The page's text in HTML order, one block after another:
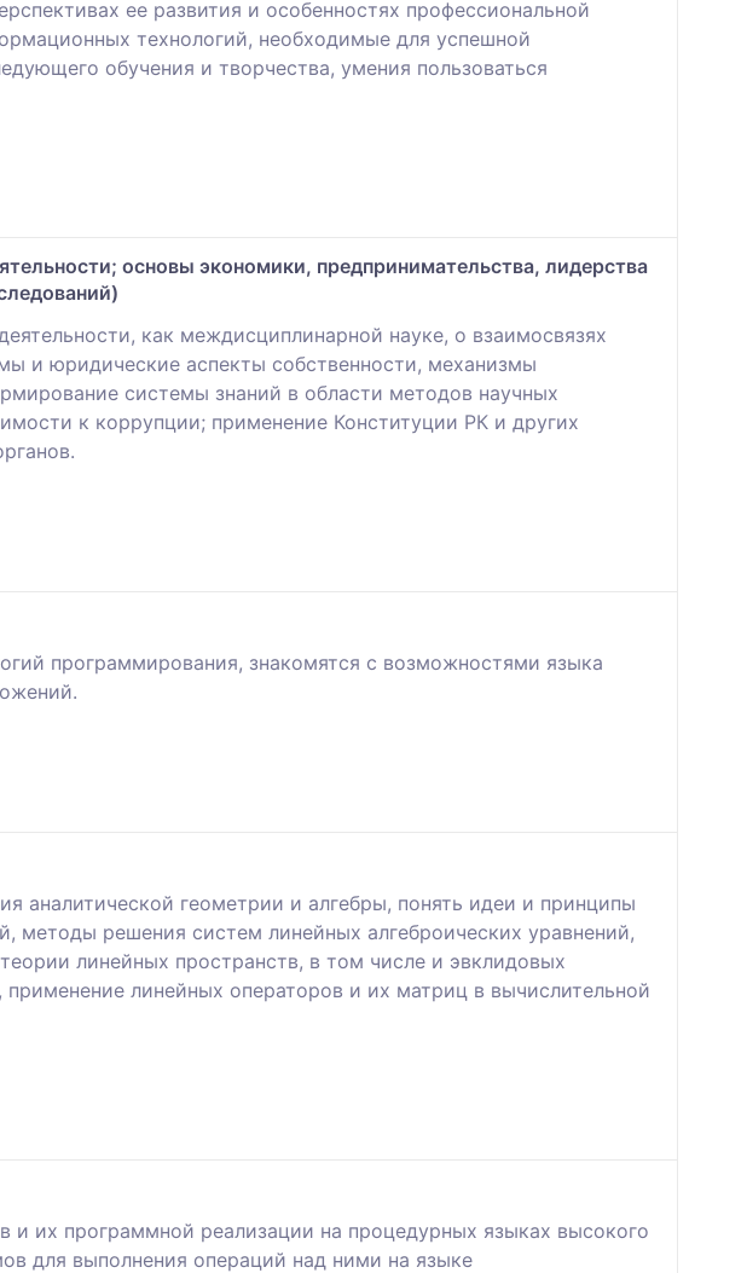
ее развития и особенностях профессиональной
технологий, необходимые для успешной
обучения и творчества, умения пользоваться
основы экономики, предпринимательства, лидерства
как междисциплинарной науке, о взаимосвязях
и юридические аспекты собственности, механизмы
системы знаний в области методов научных
к коррупции; применение Конституции РК и других
программирования, знакомятся с возможностями языка
аналитической геометрии и алгебры, понять идеи и принципы
методы решения систем линейных алгеброических уравнений,
линейных пространств, в том числе и эвклидовых
линейных операторов и их матриц в вычислительной
и их программной реализации на процедурных языках высокого
для выполнения операций над ними на языке